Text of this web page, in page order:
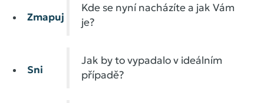
Zmapuj
Kde se nyní nacházíte a jak Vám
je?
Sni
Jak by to vypadalo v ideálním
případě?